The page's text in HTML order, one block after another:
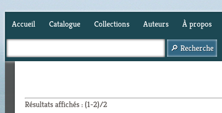
Accueil Catalogue Collections Auteurs À propos
Résultats affichés : (1-2)/2